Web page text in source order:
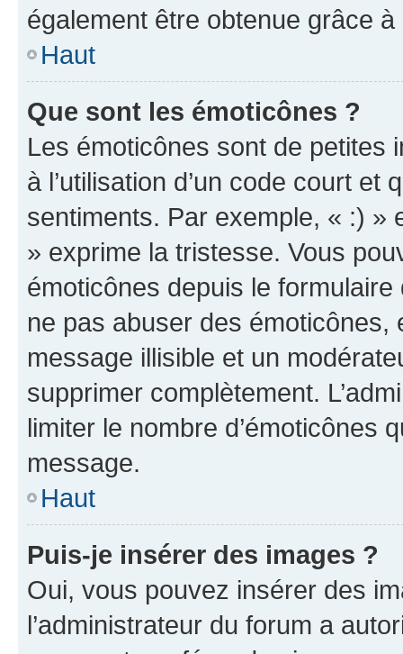
également être obtenue grâce à
Haut
Que sont les émoticônes ?
Les émoticônes sont de petites
à l’utilisation d’un code court et
sentiments. Par exemple, « :) »
» exprime la tristesse. Vous
émoticônes depuis le
ne pas abuser des
message illisible et un
supprimer complètement.
limiter le nombre d’émoticônes
message.
Haut
Puis-je insérer des images ?
Oui, vous pouvez insérer des
l’administrateur du forum a